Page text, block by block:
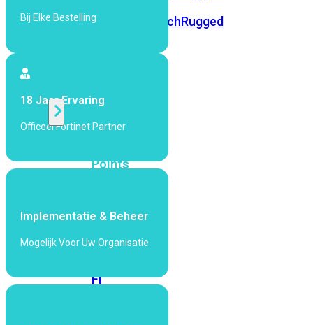
POE
FortiSwitchRugged
Alle
Points
Fi
Generatie
Fi
Bij Elke Bestelling
18 Jaar Ervaring
Officeel Fortinet Partner
Implementatie & Beheer
Mogelijk Voor Uw Organisatie